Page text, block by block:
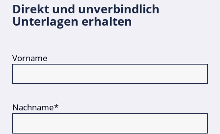
Direkt und unverbindlich
Unterlagen erhalten
Vorname
Nachname*